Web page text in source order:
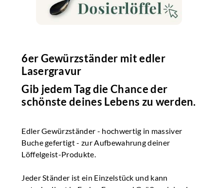
6er Gewürzständer mit edler
Lasergravur
Gib jedem Tag die Chance der
schönste deines Lebens zu werden.
Edler Gewürzständer - hochwertig in massiver
Buche gefertigt - zur Aufbewahrung deiner
Löffelgeist-Produkte.
​Jeder Ständer ist ein Einzelstück und kann